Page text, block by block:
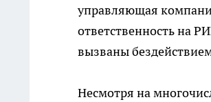
управляющая
ответственность на
вызваны
Несмотря на